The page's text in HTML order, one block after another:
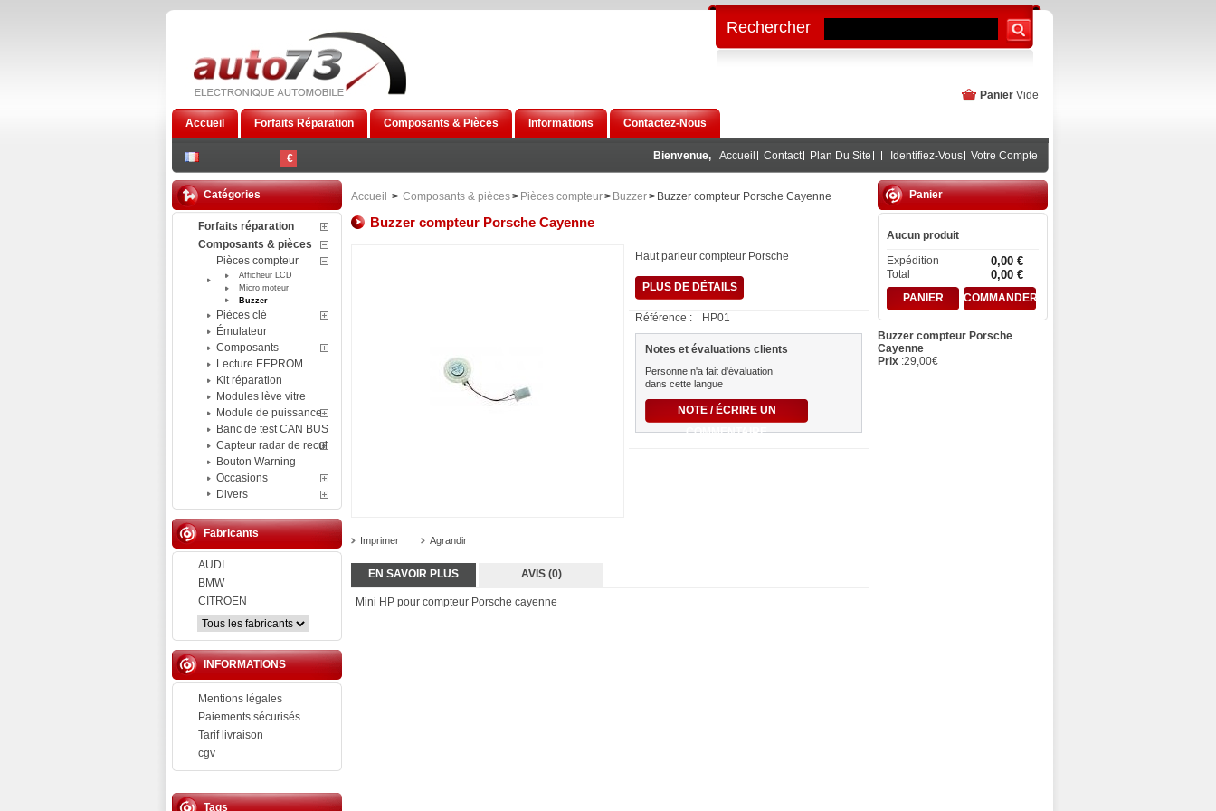
€
Accueil Forfaits Réparation Composants & Pièces Informations Contactez-Nous
Panier Vide
Bienvenue, Accueil Contact Plan Du Site Identifiez-Vous Votre Compte
Rechercher
Catégories
Forfaits réparation
Composants & pièces
Pièces compteur
Afficheur LCD
Micro moteur
Buzzer
Pièces clé
Émulateur
Composants
Lecture EEPROM
Kit réparation
Modules lève vitre
Module de puissance
Banc de test CAN BUS
Capteur radar de recul
Bouton Warning
Occasions
Divers
Fabricants
AUDI
BMW
CITROEN
INFORMATIONS
Mentions légales
Paiements sécurisés
Tarif livraison
cgv
Tags
Accueil > Composants & pièces> Pièces compteur> Buzzer> Buzzer compteur Porsche Cayenne
Buzzer compteur Porsche Cayenne
Imprimer Agrandir
Haut parleur compteur Porsche
PLUS DE DÉTAILS
Référence : HP01
Notes et évaluations clients
Personne n'a fait d'évaluation
dans cette langue
NOTE / ÉCRIRE UN
COMMENTAIRE
EN SAVOIR PLUS AVIS (0)
Mini HP pour compteur Porsche cayenne
Panier
Aucun produit
Expédition
0,00 €
Total 0,00 €
PANIER COMMANDER
Buzzer compteur Porsche
Cayenne
Prix :29,00€